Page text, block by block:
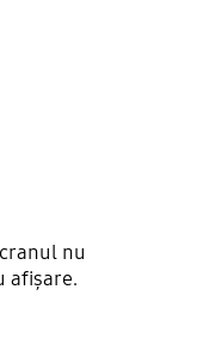
nu
afișare.